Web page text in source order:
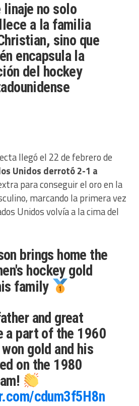
linaje no solo
a la familia
sino que
encapsula la
del hockey
llegó el 22 de febrero de
Unidos derrotó 2-1 a
para conseguir el oro en la
marcando la primera vez
Unidos volvía a la cima del
brings home the
hockey gold
family
and great
a part of the 1960
gold and his
on the 1980
cdum3f5H8n